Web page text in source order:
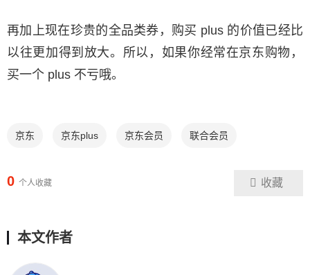
再加上现在珍贵的全品类券，购买 plus 的价值已经比
以往更加得到放大。所以，如果你经常在京东购物，
买一个 plus 不亏哦。
京东 京东plus 京东会员 联合会员
0 个人收藏 收藏
本文作者